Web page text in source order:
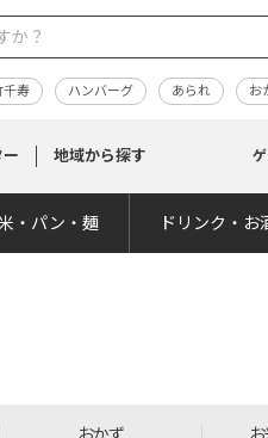
千寿 ハンバーグ あられ お
ー 地域から探す
・パン・麺 ドリンク・お